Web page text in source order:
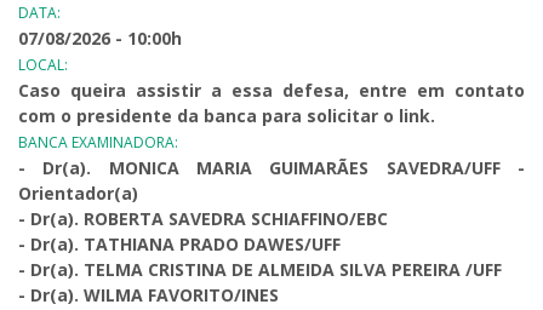
DATA:
07/08/2026 - 10:00h
LOCAL:
Caso queira assistir a essa defesa, entre em contato
com o presidente da banca para solicitar o link.
BANCA EXAMINADORA:
- Dr(a). MONICA MARIA GUIMARÃES SAVEDRA/UFF -
Orientador(a)
- Dr(a). ROBERTA SAVEDRA SCHIAFFINO/EBC
- Dr(a). TATHIANA PRADO DAWES/UFF
- Dr(a). TELMA CRISTINA DE ALMEIDA SILVA PEREIRA /UFF
- Dr(a). WILMA FAVORITO/INES